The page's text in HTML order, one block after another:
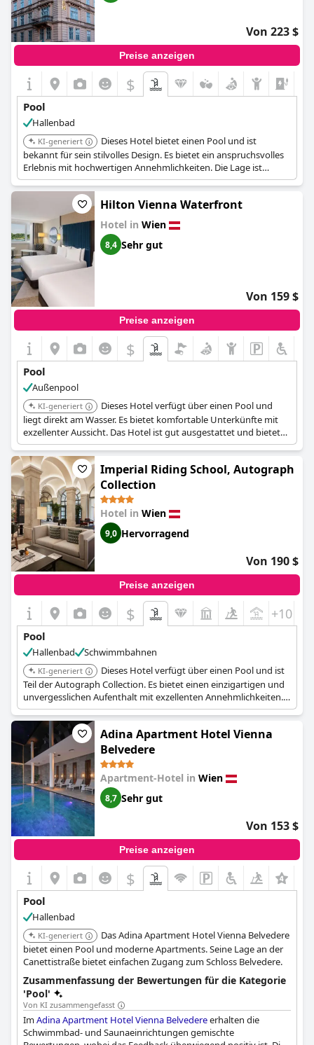
Von 223 $
Preise anzeigen
$
Pool
Hallenbad
KI-generiert
Dieses Hotel bietet einen Pool und ist
bekannt für sein stilvolles Design. Es bietet ein anspruchsvolles
Erlebnis mit hochwertigen Annehmlichkeiten. Die Lage ist
zentral und praktisch, um Wien zu erkunden.
Hilton Vienna Waterfront
Hotel in Wien
8,4 Sehr gut
Von 159 $
Preise anzeigen
$
Pool
Außenpool
KI-generiert
Dieses Hotel verfügt über einen Pool und
liegt direkt am Wasser. Es bietet komfortable Unterkünfte mit
exzellenter Aussicht. Das Hotel ist gut ausgestattet und bietet
eine Reihe von Dienstleistungen.
Imperial Riding School, Autograph
Collection
Hotel in Wien
9,0 Hervorragend
Von 190 $
Preise anzeigen
$ +10
Pool
Hallenbad Schwimmbahnen
KI-generiert
Dieses Hotel verfügt über einen Pool und ist
Teil der Autograph Collection. Es bietet einen einzigartigen und
unvergesslichen Aufenthalt mit exzellenten Annehmlichkeiten.
Das Hotel verbindet historischen Charme mit modernem
Komfort.
Adina Apartment Hotel Vienna
Belvedere
Apartment-Hotel in Wien
8,7 Sehr gut
Von 153 $
Preise anzeigen
$
Pool
Hallenbad
KI-generiert
Das Adina Apartment Hotel Vienna Belvedere
bietet einen Pool und moderne Apartments. Seine Lage an der
Canettistraße bietet einfachen Zugang zum Schloss Belvedere.
Zusammenfassung der Bewertungen für die Kategorie
'Pool'
Von KI zusammengefasst
ImAdina Apartment Hotel Vienna Belvedereerhalten die
Schwimmbad- und Saunaeinrichtungen gemischte